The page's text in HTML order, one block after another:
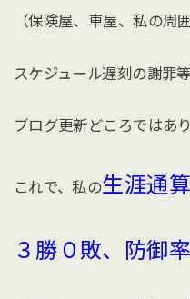
（保険屋、車屋、私の周
スケジュール遅刻の謝罪
ブログ更新どころではあ
これで、私の生涯通
３勝０敗、防御